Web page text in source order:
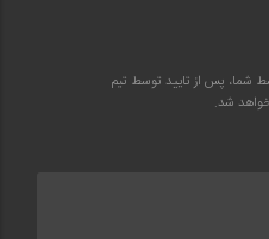
شما، پس از تایید توسط تیم
شد.